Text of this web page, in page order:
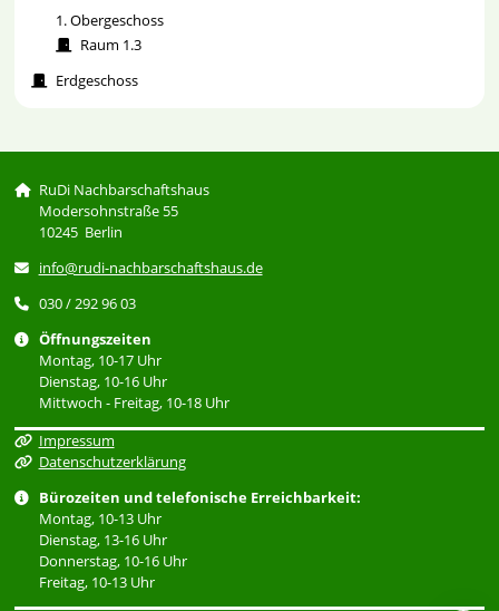
1. Obergeschoss
Raum 1.3
Erdgeschoss
RuDi Nachbarschaftshaus
Modersohnstraße 55
10245 Berlin
info@rudi-nachbarschaftshaus.de
030 / 292 96 03
Öffnungszeiten
Montag, 10-17 Uhr
Dienstag, 10-16 Uhr
Mittwoch - Freitag, 10-18 Uhr
Impressum
Datenschutzerklärung
Bürozeiten und telefonische Erreichbarkeit:
Montag, 10-13 Uhr
Dienstag, 13-16 Uhr
Donnerstag, 10-16 Uhr
Freitag, 10-13 Uhr